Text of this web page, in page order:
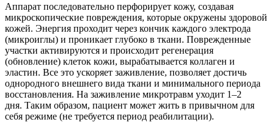
Аппарат последовательно перфорирует кожу, создавая
микроскопические повреждения, которые окружены здоровой
кожей. Энергия проходит через кончик каждого электрода
(микроиглы) и проникает глубоко в ткани. Поврежденные
участки активируются и происходит регенерация
(обновление) клеток кожи, вырабатывается коллаген и
эластин. Все это ускоряет заживление, позволяет достичь
однородного внешнего вида ткани и минимального периода
восстановления. На заживление микротравм уходит 1–2
дня. Таким образом, пациент может жить в привычном для
себя режиме (не требуется период реабилитации).